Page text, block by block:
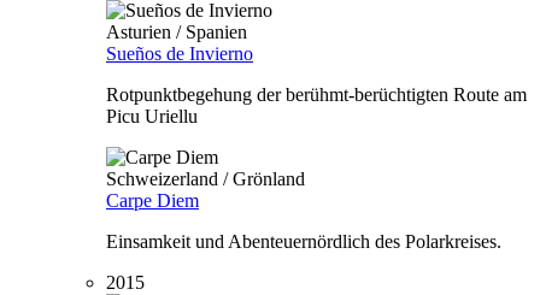
Asturien / Spanien
Sueños de Invierno
Rotpunktbegehung der berühmt-berüchtigten Route am
Picu Uriellu
Schweizerland / Grönland
Carpe Diem
Einsamkeit und Abenteuernördlich des Polarkreises.
2015